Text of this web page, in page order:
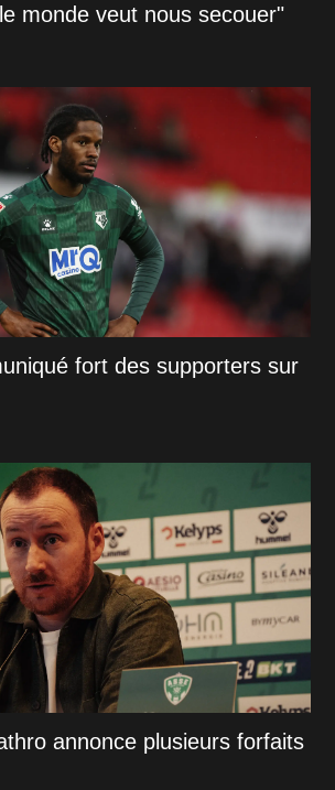
monde veut nous secouer"
fort des supporters sur
annonce plusieurs forfaits